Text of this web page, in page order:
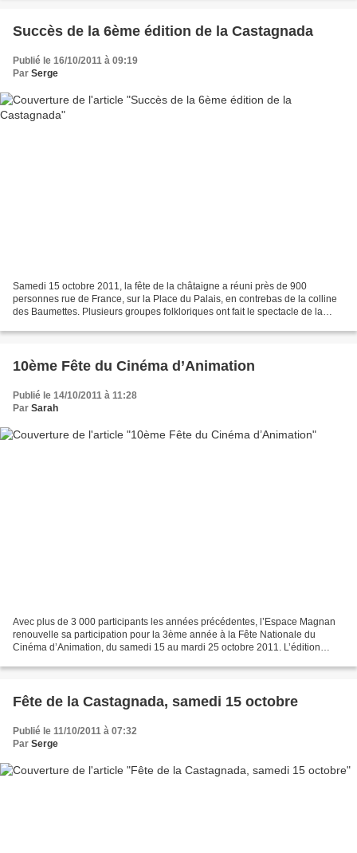
Succès de la 6ème édition de la Castagnada
Publié le 16/10/2011 à 09:19
Par Serge
Samedi 15 octobre 2011, la fête de la châtaigne a réuni près de 900
personnes rue de France, sur la Place du Palais, en contrebas de la colline
des Baumettes. Plusieurs groupes folkloriques ont fait le spectacle de la
10ème Fête du Cinéma d’Animation
Publié le 14/10/2011 à 11:28
Par Sarah
Avec plus de 3 000 participants les années précédentes, l’Espace Magnan
renouvelle sa participation pour la 3ème année à la Fête Nationale du
Cinéma d’Animation, du samedi 15 au mardi 25 octobre 2011. L’édition
Fête de la Castagnada, samedi 15 octobre
Publié le 11/10/2011 à 07:32
Par Serge